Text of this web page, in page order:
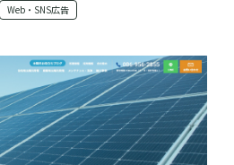
Web・SNS広告